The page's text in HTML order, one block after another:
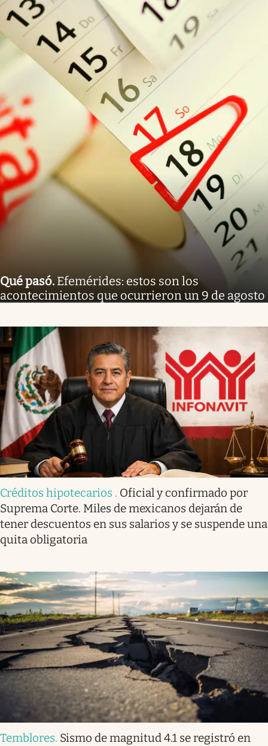
Qué pasó. Efemérides: estos son los
acontecimientos que ocurrieron un 9 de agosto
Créditos hipotecarios . Oficial y confirmado por
Suprema Corte. Miles de mexicanos dejarán de
tener descuentos en sus salarios y se suspende una
quita obligatoria
Temblores. Sismo de magnitud 4.1 se registró en